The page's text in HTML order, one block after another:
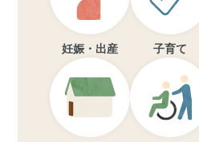
妊娠・出産 子育て